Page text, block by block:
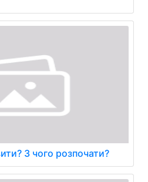
З чого розпочати?